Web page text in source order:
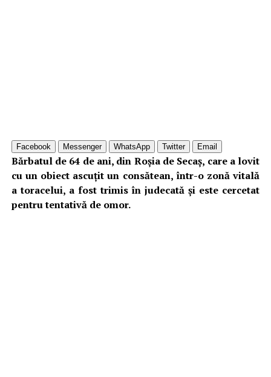
Facebook Messenger WhatsApp Twitter Email
Bărbatul de 64 de ani, din Roșia de Secaș, care a lovit
cu un obiect ascuțit un consătean, într-o zonă vitală
a toracelui, a fost trimis în judecată și este cercetat
pentru tentativă de omor.